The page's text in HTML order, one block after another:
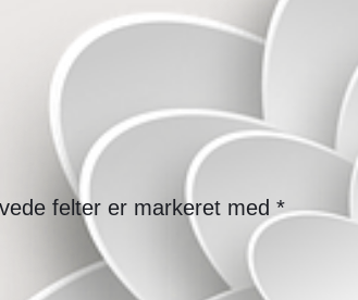
felter er markeret med *